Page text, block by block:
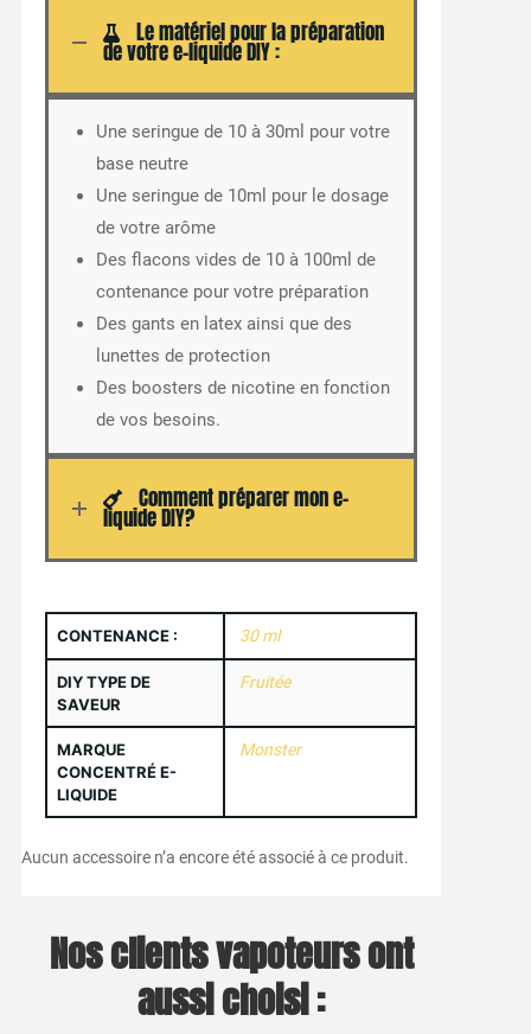
Le matériel pour la préparation
de votre e-liquide DIY :
Une seringue de 10 à 30ml pour votre
base neutre
Une seringue de 10ml pour le dosage
de votre arôme
Des flacons vides de 10 à 100ml de
contenance pour votre préparation
Des gants en latex ainsi que des
lunettes de protection
Des boosters de nicotine en fonction
de vos besoins.
Comment préparer mon e-
liquide DIY?
CONTENANCE : 30 ml
DIY TYPE DE
SAVEUR
Fruitée
MARQUE
CONCENTRÉ E-
LIQUIDE
Monster
Aucun accessoire n’a encore été associé à ce produit.
Nos clients vapoteurs ont
aussi choisi :